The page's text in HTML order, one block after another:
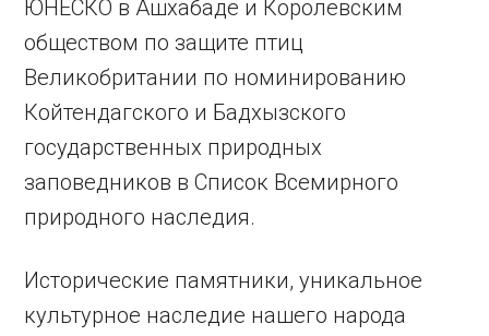
ЮНЕСКО в Ашхабаде и Королевским
обществом по защите птиц
Великобритании по номинированию
Койтендагского и Бадхызского
государственных природных
заповедников в Список Всемирного
природного наследия.
Исторические памятники, уникальное
культурное наследие нашего народа